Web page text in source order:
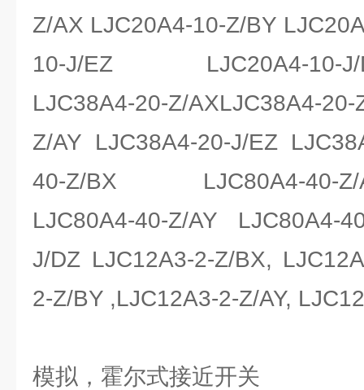
Z/AX LJC20A4-10-Z/BY
10-J/EZ LJC20A4-10-J/
LJC38A4-20-Z/AXLJC38A4-
Z/AY LJC38A4-20-J/EZ
40-Z/BX LJC80A4-40-Z/
LJC80A4-40-Z/AY LJC80A4-
J/DZ LJC12A3-2-Z/BX,
2-Z/BY ,LJC12A3-2-Z/AY,
模拟，霍尔式接近开关